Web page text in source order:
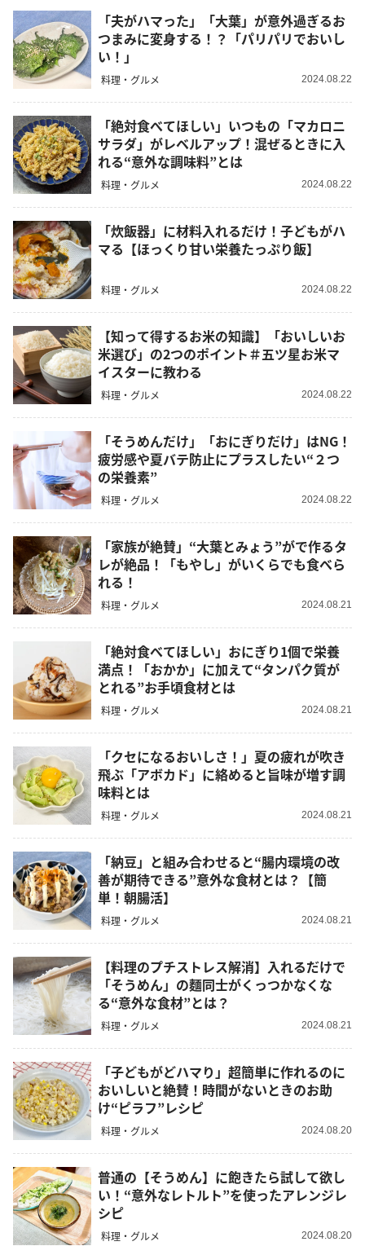
「夫がハマった」「大葉」が意外過ぎるお
つまみに変身する！？「パリパリでおいし
い！」
料理・グルメ 2024.08.22
「絶対食べてほしい」いつもの「マカロニ
サラダ」がレベルアップ！混ぜるときに入
れる“意外な調味料”とは
料理・グルメ 2024.08.22
「炊飯器」に材料入れるだけ！子どもがハ
マる【ほっくり甘い栄養たっぷり飯】
料理・グルメ 2024.08.22
【知って得するお米の知識】「おいしいお
米選び」の2つのポイント＃五ツ星お米マ
イスターに教わる
料理・グルメ 2024.08.22
「そうめんだけ」「おにぎりだけ」はNG！
疲労感や夏バテ防止にプラスしたい“２つ
の栄養素”
料理・グルメ 2024.08.22
「家族が絶賛」“大葉とみょう”がで作るタ
レが絶品！「もやし」がいくらでも食べら
れる！
料理・グルメ 2024.08.21
「絶対食べてほしい」おにぎり1個で栄養
満点！「おかか」に加えて“タンパク質が
とれる”お手頃食材とは
料理・グルメ 2024.08.21
「クセになるおいしさ！」夏の疲れが吹き
飛ぶ「アボカド」に絡めると旨味が増す調
味料とは
料理・グルメ 2024.08.21
「納豆」と組み合わせると“腸内環境の改
善が期待できる”意外な食材とは？【簡
単！朝腸活】
料理・グルメ 2024.08.21
【料理のプチストレス解消】入れるだけで
「そうめん」の麵同士がくっつかなくな
る“意外な食材”とは？
料理・グルメ 2024.08.21
「子どもがどハマり」超簡単に作れるのに
おいしいと絶賛！時間がないときのお助
け“ピラフ”レシピ
料理・グルメ 2024.08.20
普通の【そうめん】に飽きたら試して欲し
い！“意外なレトルト”を使ったアレンジレ
シピ
料理・グルメ 2024.08.20